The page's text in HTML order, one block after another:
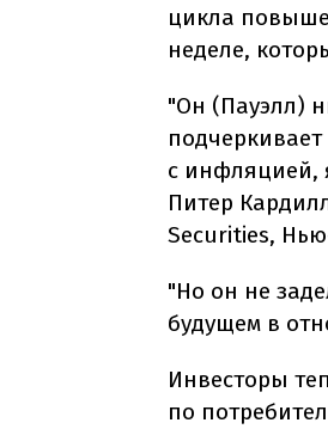
цикла
неделе,
"Он (Пауэлл)
с инфляцией,
Питер
Securities,
"Но он не
будущем в
Инвесторы
по